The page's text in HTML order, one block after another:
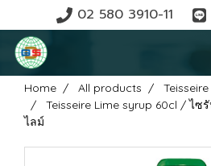
02 580 3910-11
Home All products
Teisseire Lime syrup 60cl / ไซ
ไลม์